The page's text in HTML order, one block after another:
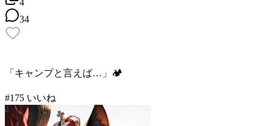
4
34
「キャンプと言えば…」🏕️
#1 75 いいね